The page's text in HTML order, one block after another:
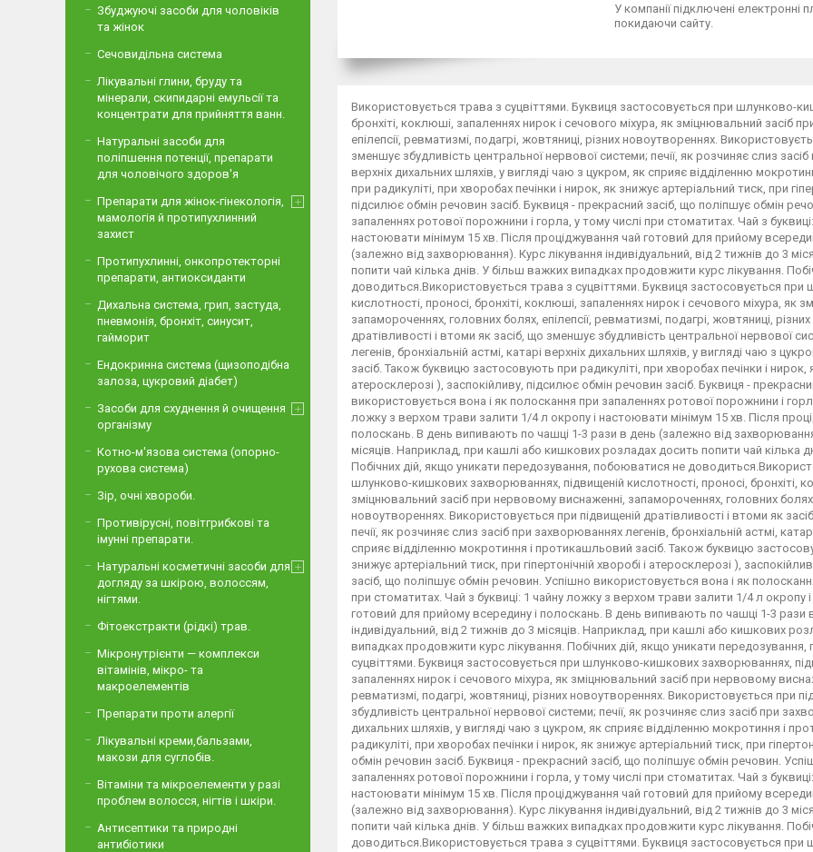
У компанії підключені електронні
покидаючи сайту.
Використовується трава з суцвіттями. Буквиця застосовується при шлунково-кишкових захворюваннях, підвищеній кислотності, проносі, бронхіті, коклюші, запаленнях нирок і сечового міхура, як зміцнювальний засіб при нервовому виснаженні, запамороченнях, головних болях, епілепсії, ревматизмі, подагрі, жовтяниці, різних новоутвореннях. Використовується при підвищеній дратівливості і втоми як засіб, що зменшує збудливість центральної нервової системи; печії, як розчиняє слиз засіб при захворюваннях легенів, бронхіальній астмі, катарі верхніх дихальних шляхів, у вигляді чаю з цукром, як сприяє відділенню мокротиння і протикашльовий засіб. Також буквицю застосовують при радикуліті, при хворобах печінки і нирок, як знижує артеріальний тиск, при гіпертонічній хворобі і атеросклерозі ), заспокійливу, підсилює обмін речовин засіб. Буквиця - прекрасний засіб, що поліпшує обмін речовин. Успішно використовується вона і як полоскання при запаленнях ротової порожнини і горла, у тому числі при стоматитах. Чай з буквиці: 1 чайну ложку з верхом трави залити 1/4 л окропу і настоювати мінімум 15 хв. Після проціджування чай готовий для прийому всередину і полоскань. В день випивають по чашці 1-3 рази в день (залежно від захворювання). Курс лікування індивідуальний, від 2 тижнів до 3 місяців. Наприклад, при кашлі або кишкових розладах досить попити чай кілька днів. У більш важких випадках продовжити курс лікування. Побічних дій, якщо уникати передозування, побоюватися не доводиться.Використовується трава з суцвіттями. Буквиця застосовується при шлунково-кишкових захворюваннях, підвищеній кислотності, проносі, бронхіті, коклюші, запаленнях нирок і сечового міхура, як зміцнювальний засіб при нервовому виснаженні, запамороченнях, головних болях, епілепсії, ревматизмі, подагрі, жовтяниці, різних новоутвореннях. Використовується при підвищеній дратівливості і втоми як засіб, що зменшує збудливість центральної нервової системи; печії, як розчиняє слиз засіб при захворюваннях легенів, бронхіальній астмі, катарі верхніх дихальних шляхів, у вигляді чаю з цукром, як сприяє відділенню мокротиння і протикашльовий засіб. Також буквицю застосовують при радикуліті, при хворобах печінки і нирок, як знижує артеріальний тиск, при гіпертонічній хворобі і атеросклерозі ), заспокійливу, підсилює обмін речовин засіб. Буквиця - прекрасний засіб, що поліпшує обмін речовин. Успішно використовується вона і як полоскання при запаленнях ротової порожнини і горла, у тому числі при стоматитах. Чай з буквиці: 1 чайну ложку з верхом трави залити 1/4 л окропу і настоювати мінімум 15 хв. Після проціджування чай готовий для прийому всередину і полоскань. В день випивають по чашці 1-3 рази в день (залежно від захворювання). Курс лікування індивідуальний, від 2 тижнів до 3 місяців. Наприклад, при кашлі або кишкових розладах досить попити чай кілька днів. У більш важких випадках продовжити курс лікування. Побічних дій, якщо уникати передозування, побоюватися не доводиться.Використовується трава з суцвіттями. Буквиця застосовується при шлунково-кишкових захворюваннях, підвищеній кислотності, проносі, бронхіті, коклюші, запаленнях нирок і сечового міхура, як зміцнювальний засіб при нервовому виснаженні, запамороченнях, головних болях, епілепсії, ревматизмі, подагрі, жовтяниці, різних новоутвореннях. Використовується при підвищеній дратівливості і втоми як засіб, що зменшує збудливість центральної нервової системи; печії, як розчиняє слиз засіб при захворюваннях легенів, бронхіальній астмі, катарі верхніх дихальних шляхів, у вигляді чаю з цукром, як сприяє відділенню мокротиння і протикашльовий засіб. Також буквицю застосовують при радикуліті, при хворобах печінки і нирок, як знижує артеріальний тиск, при гіпертонічній хворобі і атеросклерозі ), заспокійливу, підсилює обмін речовин засіб. Буквиця - прекрасний засіб, що поліпшує обмін речовин. Успішно використовується вона і як полоскання при запаленнях ротової порожнини і горла, у тому числі при стоматитах. Чай з буквиці: 1 чайну ложку з верхом трави залити 1/4 л окропу і настоювати мінімум 15 хв. Після проціджування чай готовий для прийому всередину і полоскань. В день випивають по чашці 1-3 рази в день (залежно від захворювання). Курс лікування індивідуальний, від 2 тижнів до 3 місяців. Наприклад, при кашлі або кишкових розладах досить попити чай кілька днів. У більш важких випадках продовжити курс лікування. Побічних дій, якщо уникати передозування, побоюватися не доводиться.Використовується трава з суцвіттями. Буквиця застосовується при шлунково-кишкових захворюваннях, підвищеній кислотності, проносі, бронхіті, коклюші, запаленнях нирок і сечового міхура, як зміцнювальний засіб при нервовому виснаженні, запамороченнях, головних болях, епілепсії, ревматизмі, подагрі, жовтяниці, різних новоутвореннях. Використовується при підвищеній дратівливості і втоми як засіб, що зменшує збудливість центральної нервової системи; печії, як розчиняє слиз засіб при захворюваннях легенів, бронхіальній астмі, катарі верхніх дихальних шляхів, у вигляді чаю з цукром, як сприяє відділенню мокротиння і протикашльовий засіб. Також буквицю застосовують при радикуліті, при хворобах печінки і нирок, як знижує артеріальний тиск, при гіпертонічній хворобі і атеросклерозі ), заспокійливу, підсилює обмін речовин засіб. Буквиця - прекрасний засіб, що поліпшує обмін речовин. Успішно використовується вона і як полоскання при запаленнях ротової порожнини і горла, у тому числі при стоматитах. Чай з буквиці: 1 чайну ложку з верхом трави залити 1/4 л окропу і настоювати мінімум 15 хв. Після проціджування чай готовий для прийому всередину і полоскань. В день випивають по чашці 1-3 рази в день (залежно від захворювання). Курс лікування індивідуальний, від 2 тижнів до 3 місяців. Наприклад, при кашлі або кишкових розладах
Збуджуючі засоби для чоловіків
та жінок
Сечовидільна система
Лікувальні глини, бруду та
мінерали, скипидарні емульсії та
концентрати для прийняття ванн.
Натуральні засоби для
поліпшення потенції, препарати
для чоловічого здоров'я
Препарати для жінок-гінекологія,
мамологія й протипухлинний
захист
Протипухлинні, онкопротекторні
препарати, антиоксиданти
Дихальна система, грип, застуда,
пневмонія, бронхіт, синусит,
гайморит
Ендокринна система (щизоподібна
залоза, цукровий діабет)
Засоби для схуднення й очищення
організму
Котно-м'язова система (опорно-
рухова система)
Зір, очні хвороби.
Противірусні, повітгрибкові та
імунні препарати.
Натуральні косметичні засоби для
догляду за шкірою, волоссям,
нігтями.
Фітоекстракти (рідкі) трав.
Мікронутрієнти — комплекси
вітамінів, мікро- та
макроелементів
Препарати проти алергії
Лікувальні креми,бальзами,
макози для суглобів.
Вітаміни та мікроелементи у разі
проблем волосся, нігтів і шкіри.
Антисептики та природні
антибіотики